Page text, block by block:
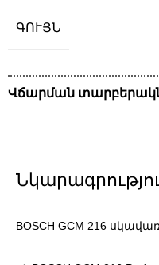
ԳՈՒՅՆ
Վճարման
BOSCH GCM 216